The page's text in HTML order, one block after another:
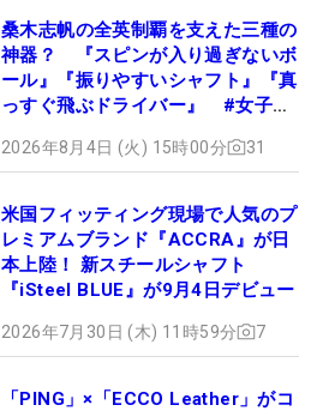
桑木志帆の全英制覇を支えた三種の
神器？ 『スピンが入り過ぎないボ
ール』『振りやすいシャフト』『真
っすぐ飛ぶドライバー』 #女子プ
2026年8月4日 (火) 15時00分 31
米国フィッティング現場で人気のプ
レミアムブランド『ACCRA』が日
本上陸！ 新スチールシャフト
『iSteel BLUE』が9月4日デビュー
2026年7月30日 (木) 11時59分 7
「PING」×「ECCO Leather」がコ